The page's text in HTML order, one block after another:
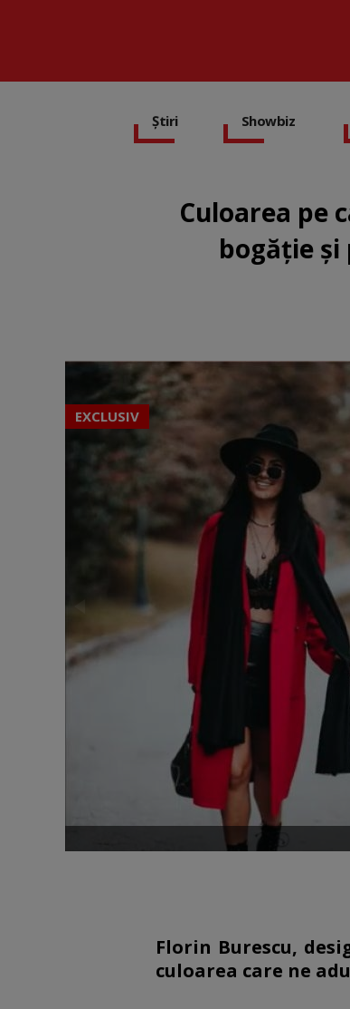
Știri Showbiz
Culoarea pe
bogăție și
EXCLUSIV
Florin Burescu,
culoarea care ne